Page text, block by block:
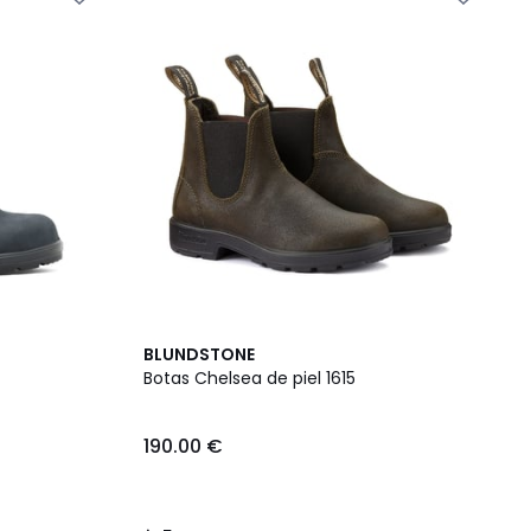
BLUNDSTONE
Botas Chelsea de piel 1615
190.00 €
5
/